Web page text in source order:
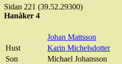
Sidan 221 (39.52.29300)
Hanåker 4
Johan Mattsson
Hust
Karin Michelsdotter
Son
Michael Johansson